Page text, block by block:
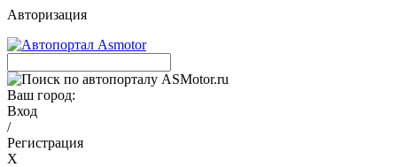
Авторизация
Ваш город:
Вход
/
Регистрация
X